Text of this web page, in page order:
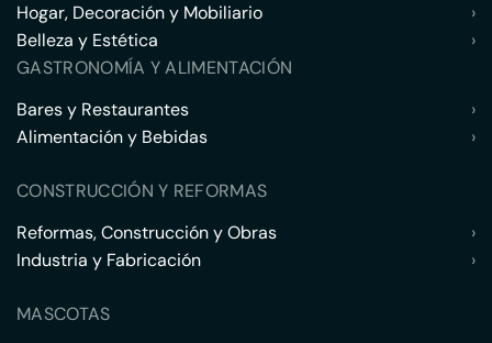
Hogar, Decoración y Mobiliario
›
Belleza y Estética
›
GASTRONOMÍA Y ALIMENTACIÓN
Bares y Restaurantes
›
Alimentación y Bebidas
›
CONSTRUCCIÓN Y REFORMAS
Reformas, Construcción y Obras
›
Industria y Fabricación
›
MASCOTAS